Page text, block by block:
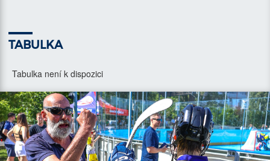
TABULKA
Tabulka není k dispozici